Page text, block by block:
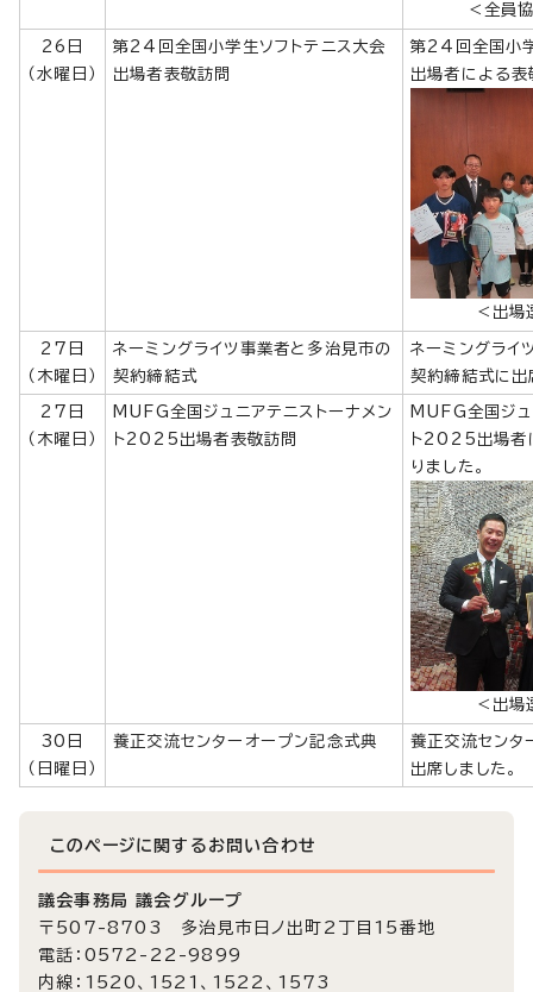
＜全員
26日
（水曜日）
第24回全国小学生ソフトテニス大会
出場者表敬訪問
第24回全国小
出場者による表
＜出場
27日
（木曜日）
ネーミングライツ事業者と多治見市の
契約締結式
ネーミングライ
契約締結式に出
27日
（木曜日）
MUFG全国ジュニアテニストーナメン
ト2025出場者表敬訪問
MUFG全国ジュ
ト2025出場者
りました。
＜出場
30日
（日曜日）
養正交流センターオープン記念式典
養正交流センタ
出席しました。
このページに関する お問い合わせ
議会事務局 議会グループ
〒507-8703 多治見市日ノ出町2丁目15番地
電話：0572-22-9899
内線：1520、1521、1522、1573